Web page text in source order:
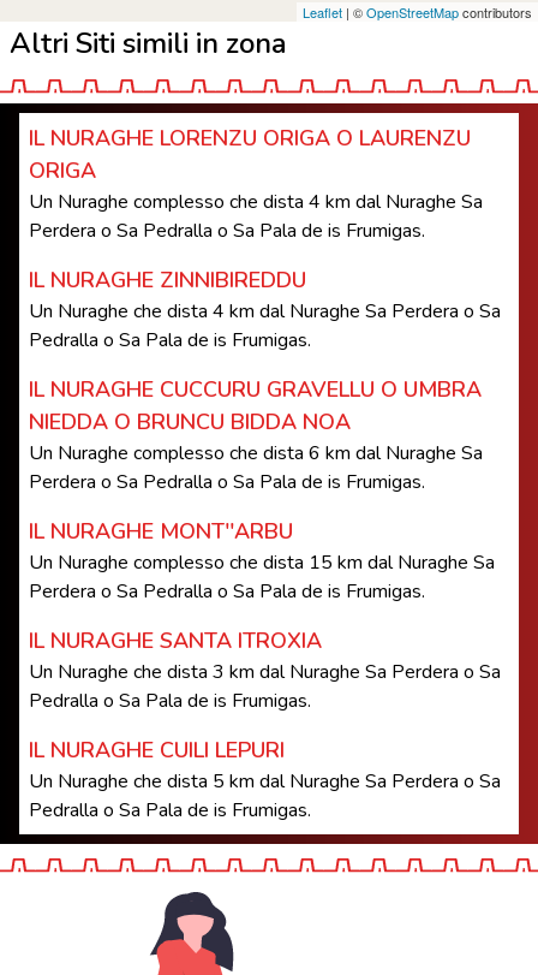
Leaflet | ©OpenStreetMapcontributors
Altri Siti simili in zona
IL NURAGHE LORENZU ORIGA O LAURENZU
ORIGA
Un Nuraghe complesso che dista 4 km dal Nuraghe Sa
Perdera o Sa Pedralla o Sa Pala de is Frumigas.
IL NURAGHE ZINNIBIREDDU
Un Nuraghe che dista 4 km dal Nuraghe Sa Perdera o Sa
Pedralla o Sa Pala de is Frumigas.
IL NURAGHE CUCCURU GRAVELLU O UMBRA
NIEDDA O BRUNCU BIDDA NOA
Un Nuraghe complesso che dista 6 km dal Nuraghe Sa
Perdera o Sa Pedralla o Sa Pala de is Frumigas.
IL NURAGHE MONT''ARBU
Un Nuraghe complesso che dista 15 km dal Nuraghe Sa
Perdera o Sa Pedralla o Sa Pala de is Frumigas.
IL NURAGHE SANTA ITROXIA
Un Nuraghe che dista 3 km dal Nuraghe Sa Perdera o Sa
Pedralla o Sa Pala de is Frumigas.
IL NURAGHE CUILI LEPURI
Un Nuraghe che dista 5 km dal Nuraghe Sa Perdera o Sa
Pedralla o Sa Pala de is Frumigas.